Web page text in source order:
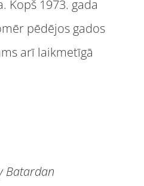
Kopš 1973. gada
pēdējos gados
arī laikmetīgā
Batardan